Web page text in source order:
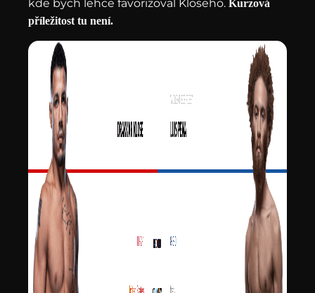
kde bych lehce favorizoval Kloseho. Kurzová
příležitost tu není.